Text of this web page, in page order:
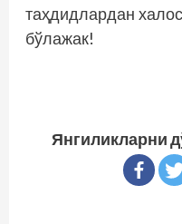
таҳдидлардан
бўлажак!
Янгиликларни